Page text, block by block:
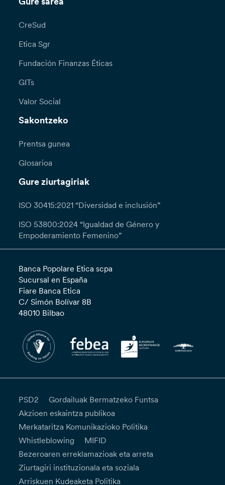
CreSud
Etica Sgr
Fundación Finanzas Éticas
GITs
Valor Social
Sakontzeko
Prentsa gunea
Glosarioa
Gure ziurtagiriak
ISO 30415:2021 “Diversidad e inclusión”
ISO 53800:2024 “Igualdad de Género y
Empoderamiento Femenino”
Banca Popolare Etica scpa
Sucursal en España
Fiare Banca Etica
C/ Simón Bolívar 8B
48010 Bilbao
PSD2
Gordailuak Bermatzeko Funtsa
Akzioen eskaintza publikoa
Merkataritza Komunikazioko Politika
Whistleblowing
MIFID
Bezeroaren erreklamazioak eta arreta
Ziurtagiri instituzionala eta soziala
Arriskuen Kudeaketa Politika